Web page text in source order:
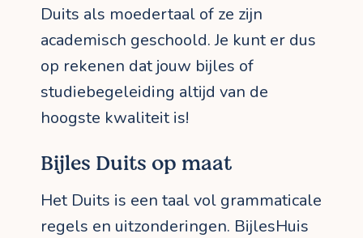
Duits als moedertaal of ze zijn
academisch geschoold. Je kunt er dus
op rekenen dat jouw bijles of
studiebegeleiding altijd van de
hoogste kwaliteit is!
Bijles Duits op maat
Het Duits is een taal vol grammaticale
regels en uitzonderingen. BijlesHuis